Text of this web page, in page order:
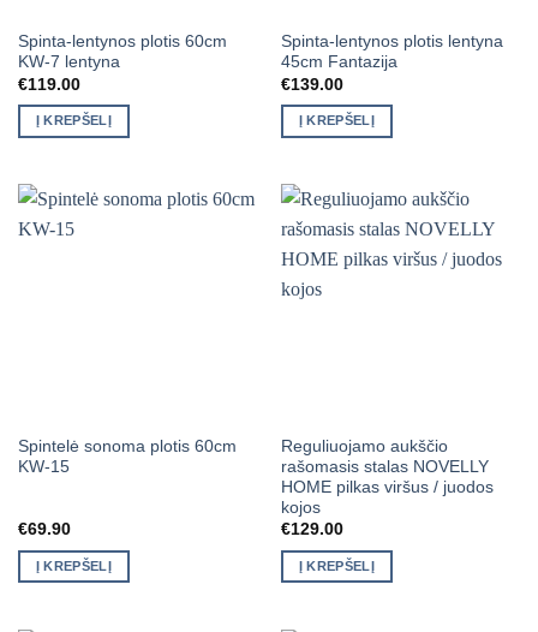
Spinta-lentynos plotis 60cm
KW-7 lentyna
€119.00
Į KREPŠELĮ
Spinta-lentynos plotis lentyna
45cm Fantazija
€139.00
Į KREPŠELĮ
Spintelė sonoma plotis 60cm
KW-15
€69.90
Į KREPŠELĮ
Reguliuojamo aukščio
rašomasis stalas NOVELLY
HOME pilkas viršus / juodos
kojos
€129.00
Į KREPŠELĮ